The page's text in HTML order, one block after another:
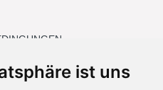
ist uns